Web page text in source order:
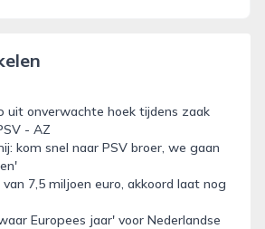
uit onverwachte hoek tijdens zaak
- AZ
kom snel naar PSV broer, we gaan
7,5 miljoen euro, akkoord laat nog
Europees jaar' voor Nederlandse